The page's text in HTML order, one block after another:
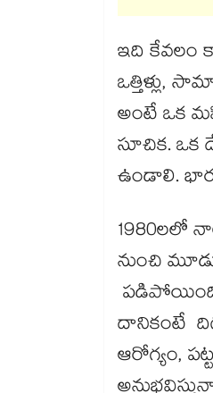
ఇది కేవలం
ఒత్తిళ్లు,
అంటే ఒక
సూచిక. ఒక
ఉండాలి.
1980లలో
నుంచి
దానికంటే
ఆరోగ్యం,